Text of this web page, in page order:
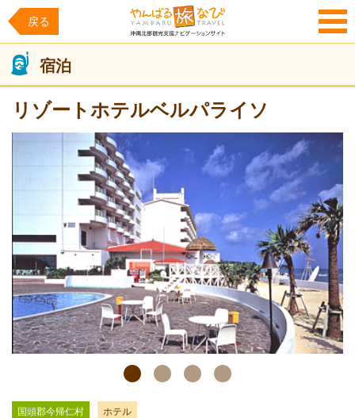
戻る
MENU
宿泊
リゾートホテルベルパライソ
国頭郡今帰仁村 ホテル